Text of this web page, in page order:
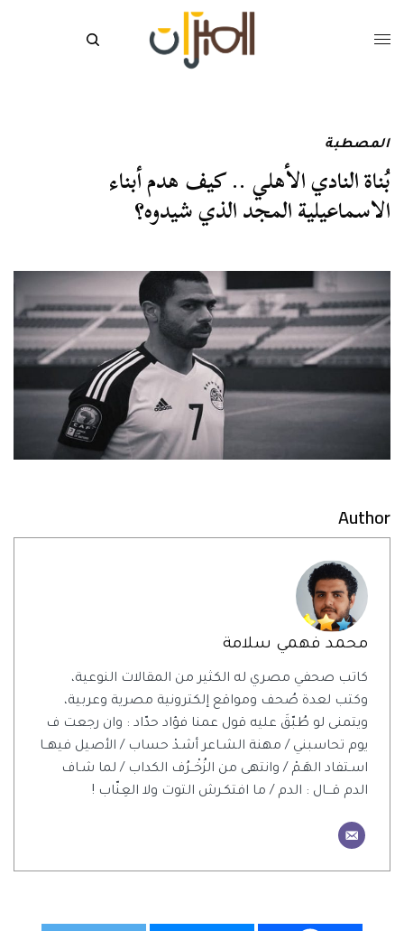
المصطبة
بُناة النادي الأهلي .. كيف هدم أبناء
الاسماعيلية المجد الذي شيدوه؟
Author
محمد فهمي سلامة
كاتب صحفي مصري له الكثير من المقالات النوعية،
وكتب لعدة صُحف ومواقع إلكترونية مصرية وعربية،
ويتمنى لو طُبّقَ عليه قول عمنا فؤاد حدّاد : وان رجعت ف
يوم تحاسبني / مهنة الشـاعر أشـدْ حساب / الأصيل فيهــا
اسـتفاد الهَـمْ / وانتهى من الزُخْــرُف الكداب / لما شـاف
الدم قـــال : الدم / ما افتكـرش التوت ولا العِنّاب !